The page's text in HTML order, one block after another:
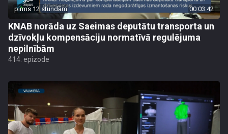
pirms 12 stundām 00:03:42
KNAB norāda uz Saeimas deputātu transporta un
dzīvokļu kompensāciju normatīvā regulējuma
nepilnībām
414. epizode